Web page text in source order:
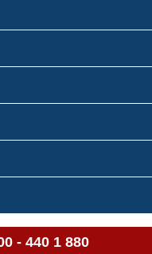
- 440 1 880